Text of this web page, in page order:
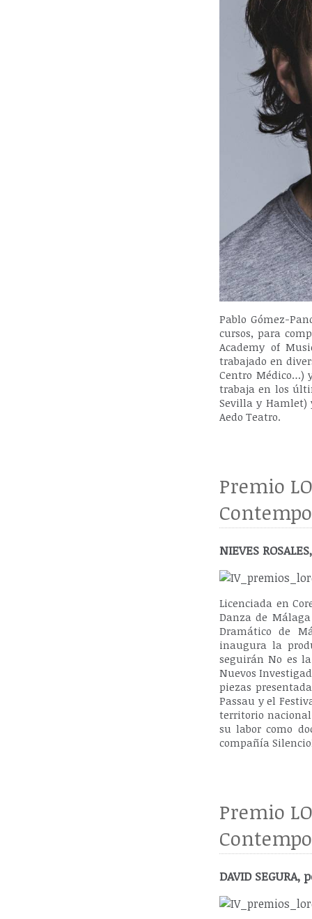
Pablo Gómez-
cursos, para
Academy of
trabajado en
Centro Médico…)
trabaja en los
Sevilla y Hamlet)
Aedo Teatro.
Premio
NIEVES
Licenciada en
Danza de
Dramático de
inaugura la
seguirán No es
Nuevos
piezas
Passau y el
territorio
su labor como
compañía
Premio
DAVID